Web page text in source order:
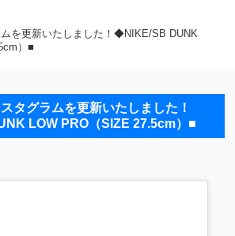
を更新いたしました！◆NIKE/SB DUNK
）■
タグラムを更新いたしました！
LOW PRO（SIZE 27.5cm）■